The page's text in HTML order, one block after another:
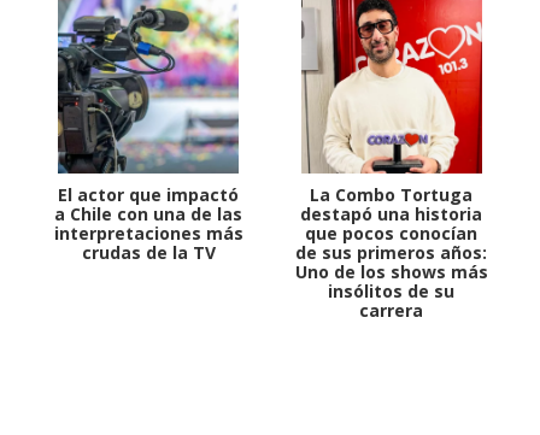
El actor que impactó
a Chile con una de las
interpretaciones más
crudas de la TV
La Combo Tortuga
destapó una historia
que pocos conocían
de sus primeros años:
Uno de los shows más
insólitos de su
carrera